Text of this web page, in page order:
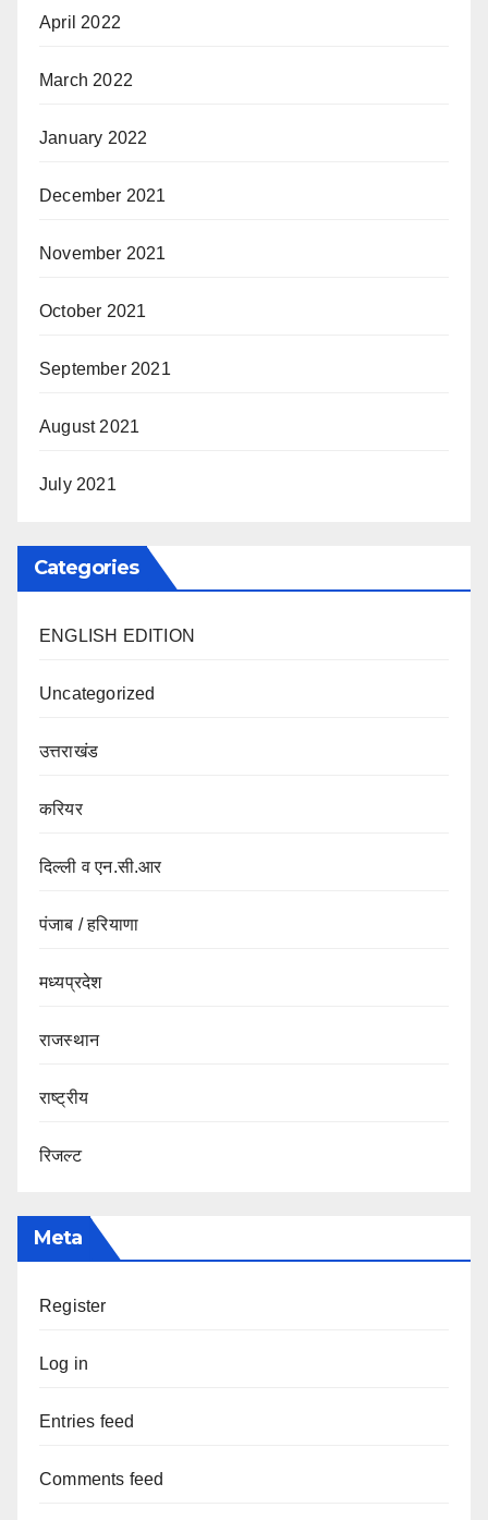
April 2022
March 2022
January 2022
December 2021
November 2021
October 2021
September 2021
August 2021
July 2021
Categories
ENGLISH EDITION
Uncategorized
उत्तराखंड
करियर
दिल्ली व एन.सी.आर
पंजाब / हरियाणा
मध्यप्रदेश
राजस्थान
राष्ट्रीय
रिजल्ट
Meta
Register
Log in
Entries feed
Comments feed